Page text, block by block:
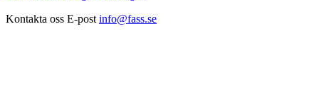
Kontakta oss E-post info@fass.se